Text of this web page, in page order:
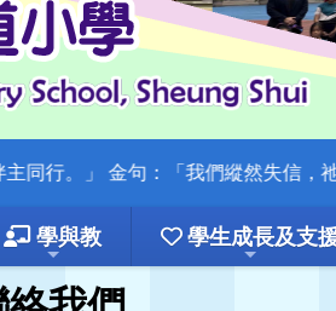
。」 金句：「我們縱然失信，祂仍
學與教 學生成長及支